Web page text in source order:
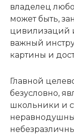
владелец
может быть,
цивилизаций
важный
картины и
Главной
безусловно,
школьники и